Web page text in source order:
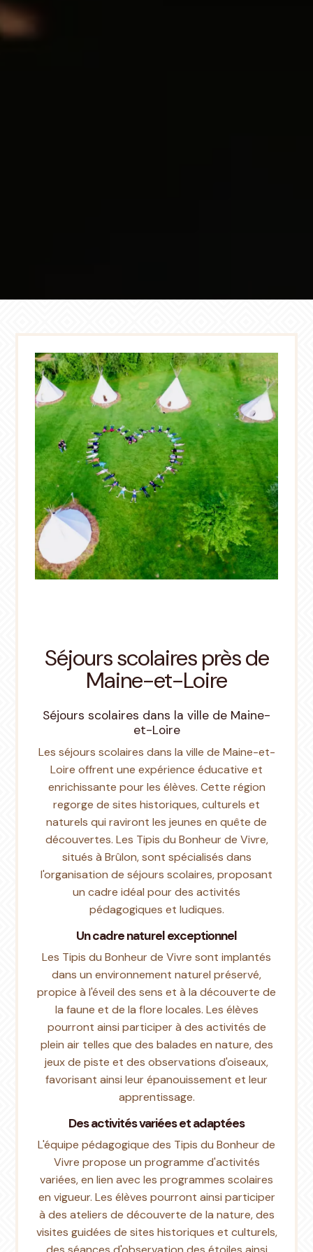
Séjours scolaires près de
Maine-et-Loire
Séjours scolaires dans la ville de Maine-
et-Loire
Les séjours scolaires dans la ville de Maine-et-
Loire offrent une expérience éducative et
enrichissante pour les élèves. Cette région
regorge de sites historiques, culturels et
naturels qui raviront les jeunes en quête de
découvertes. Les Tipis du Bonheur de Vivre,
situés à Brûlon, sont spécialisés dans
l'organisation de séjours scolaires, proposant
un cadre idéal pour des activités
pédagogiques et ludiques.
Un cadre naturel exceptionnel
Les Tipis du Bonheur de Vivre sont implantés
dans un environnement naturel préservé,
propice à l'éveil des sens et à la découverte de
la faune et de la flore locales. Les élèves
pourront ainsi participer à des activités de
plein air telles que des balades en nature, des
jeux de piste et des observations d'oiseaux,
favorisant ainsi leur épanouissement et leur
apprentissage.
Des activités variées et adaptées
L'équipe pédagogique des Tipis du Bonheur de
Vivre propose un programme d'activités
variées, en lien avec les programmes scolaires
en vigueur. Les élèves pourront ainsi participer
à des ateliers de découverte de la nature, des
visites guidées de sites historiques et culturels,